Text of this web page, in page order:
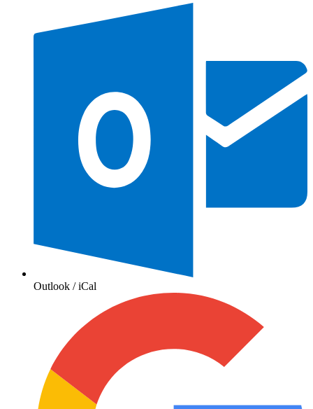
Outlook / iCal